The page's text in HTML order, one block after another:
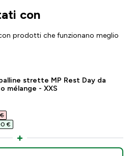
con
prodotti che funzionano meglio
strette MP Rest Day da
mélange - XXS
price
€‎